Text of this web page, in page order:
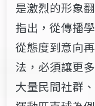
是激烈的形象
指出，從傳播
從態度到意向
法，必須讓更
大量民間社群